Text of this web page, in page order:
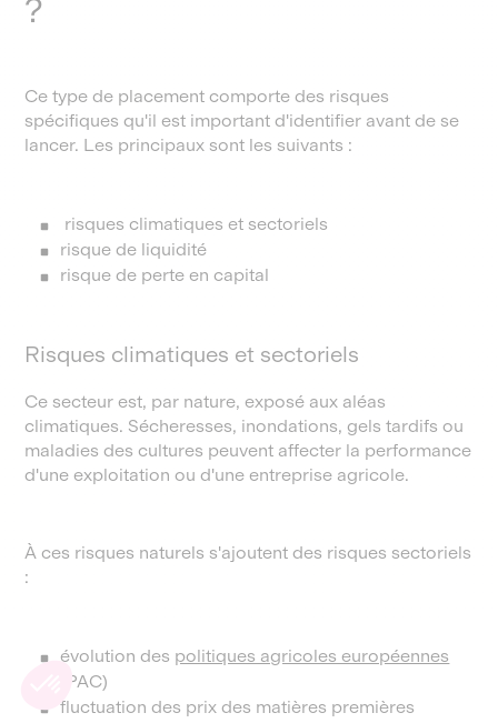
?
Ce type de placement comporte des risques
spécifiques qu'il est important d'identifier avant de se
lancer. Les principaux sont les suivants :
risques climatiques et sectoriels
risque de liquidité
risque de perte en capital
Risques climatiques et sectoriels
Ce secteur est, par nature, exposé aux aléas
climatiques. Sécheresses, inondations, gels tardifs ou
maladies des cultures peuvent affecter la performance
d'une exploitation ou d'une entreprise agricole.
À ces risques naturels s'ajoutent des risques sectoriels
:
évolution des politiques agricoles européennes
(PAC)
fluctuation des prix des matières premières